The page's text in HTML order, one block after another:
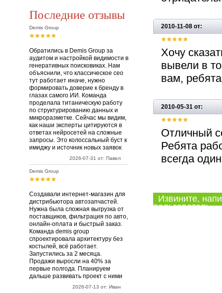
Последние отзывы
Demis Group
Обратились в Demis Group за
аудитом и настройкой видимости в
генеративных поисковиках. Нам
объяснили, что классическое сео
тут работает иначе, нужно
формировать доверие к бренду в
глазах самого ИИ. Команда
проделала титаническую работу
по структурированию данных и
микроразметке. Сейчас мы видим,
как наши эксперты цитируются в
ответах нейросетей на сложные
запросы. Это колоссальный буст к
имиджу и источник новых заявок
2026-07-31 от: Павел
Demis Group
Создавали интернет-магазин для
дистрибьютора автозапчастей.
Нужна была сложная выгрузка от
поставщиков, фильтрация по авто,
онлайн-оплата и быстрый заказ.
Команда demis group
спроектировала архитектуру без
костылей, всё работает.
Запустились за 2 месяца.
Продажи выросли на 40% за
первые полгода. Планируем
дальше развивать проект с ними
2026-07-13 от: Иван
2010-11-08 от:
Хочу
вывели в
вам,
2010-05-31 от:
Отличный
Ребята
всегда
Извините,
пользователь.